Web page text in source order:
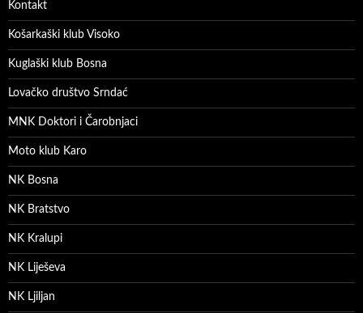
Kontakt
Košarkaški klub Visoko
Kuglaški klub Bosna
Lovačko društvo Srndać
MNK Doktori i Čarobnjaci
Moto klub Karo
NK Bosna
NK Bratstvo
NK Kralupi
NK Liješeva
NK Ljiljan